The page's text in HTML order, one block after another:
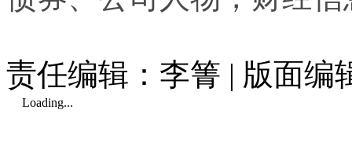
责任编辑：李箐 | 版面编
Loading...